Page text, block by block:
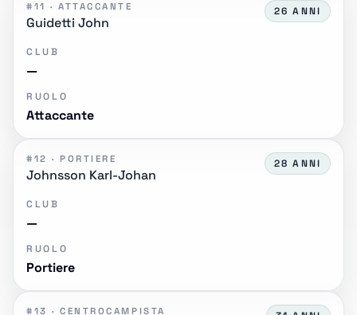
#11 · ATTACCANTE
Guidetti John
26 ANNI
CLUB
—
RUOLO
Attaccante
#12 · PORTIERE
Johnsson Karl-Johan
28 ANNI
CLUB
—
RUOLO
Portiere
#13 · CENTROCAMPISTA